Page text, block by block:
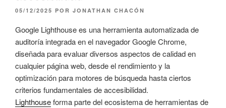
PUBLICADO
05/12/2025 POR JONATHAN CHACÓN
Google Lighthouse es una herramienta automatizada de
auditoría integrada en el navegador Google Chrome,
diseñada para evaluar diversos aspectos de calidad en
cualquier página web, desde el rendimiento y la
optimización para motores de búsqueda hasta ciertos
criterios fundamentales de accesibilidad.
Lighthouseforma parte del ecosistema de herramientas de